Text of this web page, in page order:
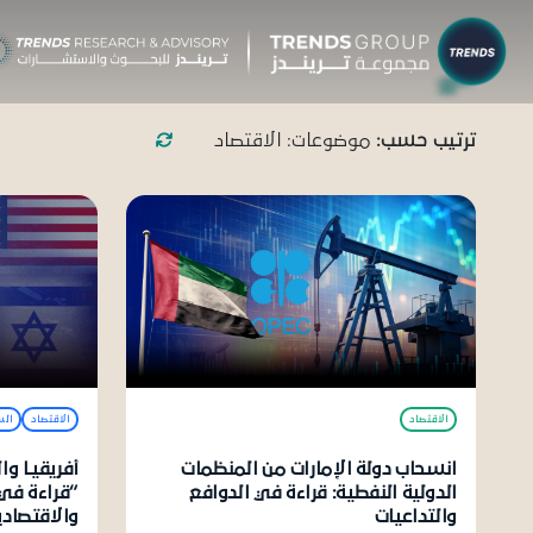
ترتيب حسب: موضوعات: الاقتصاد
الاقتصاد
انسحاب دولة الإمارات من المنظمات
الدولية النفطية: قراءة في الدوافع
والتداعيات
الاقتصاد
“قراءة